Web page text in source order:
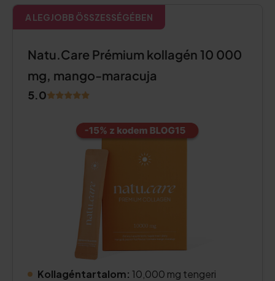
A LEGJOBB ÖSSZESSÉGÉBEN
Natu.Care Prémium kollagén 10 000
mg, mango-maracuja
5.0
Kollagéntartalom: 10,000 mg tengeri